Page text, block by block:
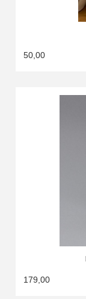
50,00
179,00